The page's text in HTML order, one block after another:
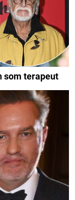
som terapeut